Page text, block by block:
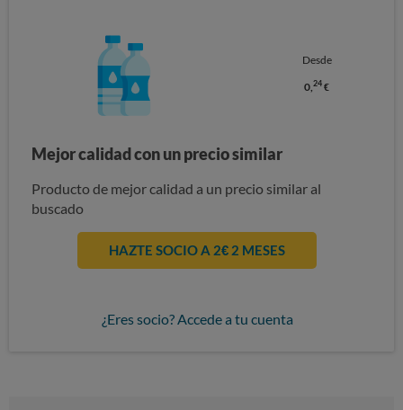
Desde
0,24 €
Mejor calidad con un precio similar
Producto de mejor calidad a un precio similar al
buscado
HAZTE SOCIO A 2€ 2 MESES
¿Eres socio? Accede a tu cuenta